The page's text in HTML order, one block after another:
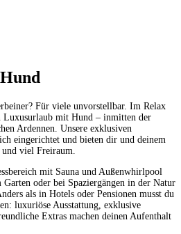
Für viele unvorstellbar. Im Relax
Luxusurlaub mit Hund – inmitten der
Ardennen. Unsere exklusiven
eingerichtet und bieten dir und deinem
viel Freiraum.
mit Sauna und Außenwhirlpool
oder bei Spaziergängen in der Natur
als in Hotels oder Pensionen musst du
luxuriöse Ausstattung, exklusive
Extras machen deinen Aufenthalt